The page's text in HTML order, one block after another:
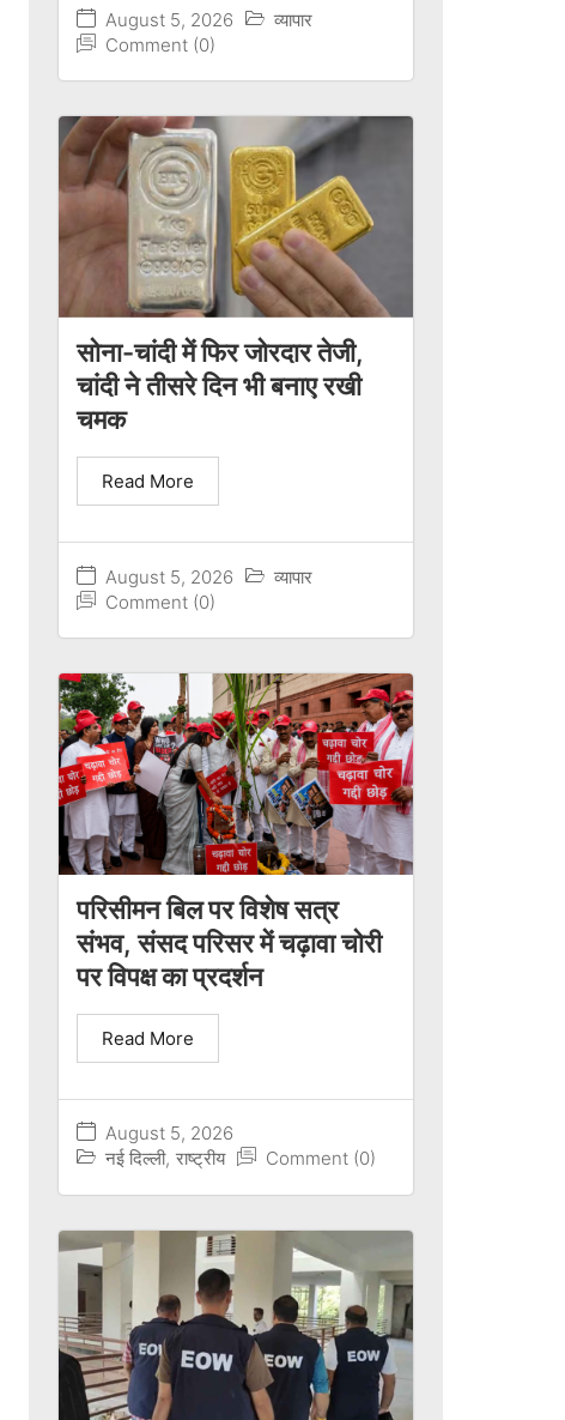
August 5, 2026
व्यापार
Comment (0)
सोना-चांदी में फिर जोरदार तेजी,
चांदी ने तीसरे दिन भी बनाए रखी
चमक
August 5, 2026
व्यापार
Comment (0)
Read More
परिसीमन बिल पर विशेष सत्र
संभव, संसद परिसर में चढ़ावा चोरी
पर विपक्ष का प्रदर्शन
August 5, 2026
नई दिल्ली, राष्ट्रीय Comment (0)
Read More